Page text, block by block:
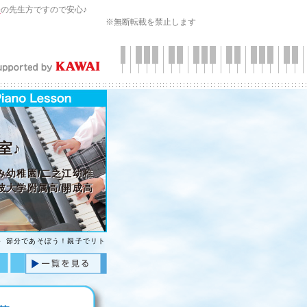
の先生方ですので安心♪
※無断転載を禁止します
♪
幼稚園/二之江幼稚
大学附属高/開成高
節分であそぼう！親子でリト